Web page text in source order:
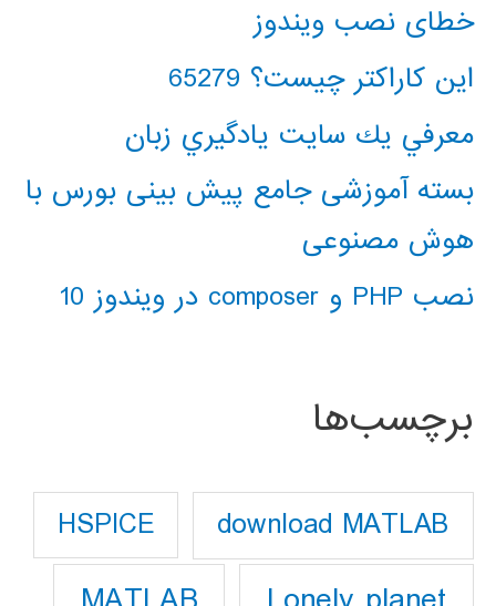
خطای نصب ویندوز
این کاراکتر چیست؟ 65279
معرفي يك سايت يادگيري زبان
بسته آموزشی جامع پیش بینی بورس با
هوش مصنوعی
نصب PHP و composer در ویندوز 10
برچسب‌ها
download MATLAB
HSPICE